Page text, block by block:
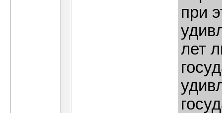
при
лет